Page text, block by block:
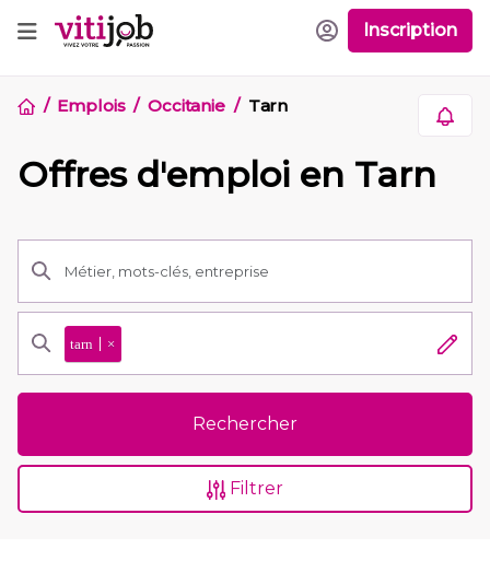
Inscription
Emplois Occitanie Tarn
Offres d'emploi en Tarn
tarn ×
Rechercher
Filtrer